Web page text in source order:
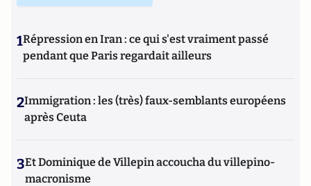
1Répression en Iran : ce qui s'est vraiment passé
pendant que Paris regardait ailleurs
2Immigration : les (très) faux-semblants européens
après Ceuta
3Et Dominique de Villepin accoucha du villepino-
macronisme